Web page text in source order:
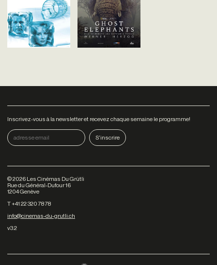
Inscrivez-vous à la newsletter et recevez chaque semaine le programme!
©2026 Les Cinémas Du Grütli
Rue du Général-Dufour 16
1204 Genève
T +41 22 320 78 78
info@cinemas-du-grutli.ch
v3.2